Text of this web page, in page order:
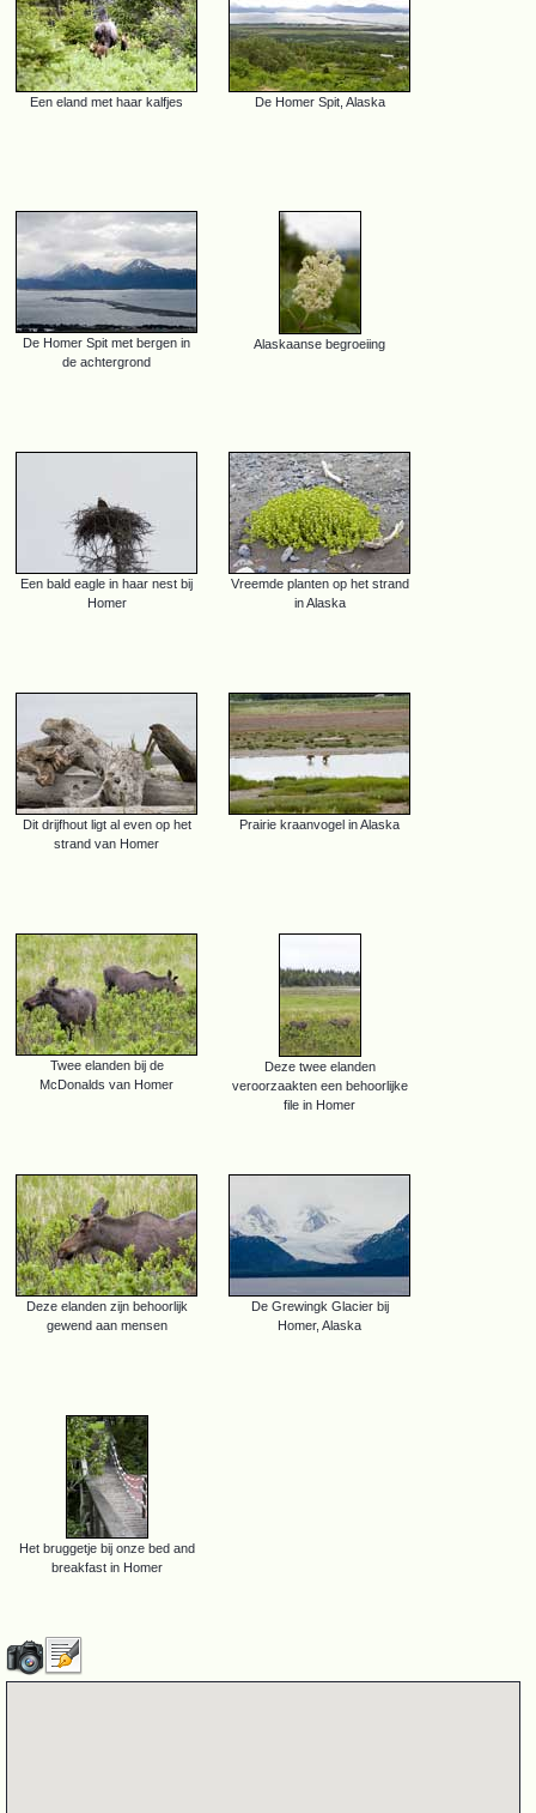
Een eland met haar kalfjes De Homer Spit, Alaska
De Homer Spit met bergen in
de achtergrond
Alaskaanse begroeiing
Een bald eagle in haar nest bij
Homer
Vreemde planten op het strand
in Alaska
Dit drijfhout ligt al even op het
strand van Homer
Prairie kraanvogel in Alaska
Twee elanden bij de
McDonalds van Homer
Deze twee elanden
veroorzaakten een behoorlijke
file in Homer
Deze elanden zijn behoorlijk
gewend aan mensen
De Grewingk Glacier bij
Homer, Alaska
Het bruggetje bij onze bed and
breakfast in Homer